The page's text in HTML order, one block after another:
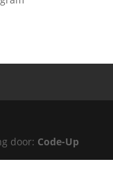
door: Code-Up